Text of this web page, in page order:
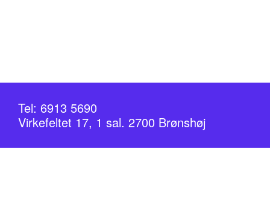
Tel: 6913 5690
Virkefeltet 17, 1 sal. 2700 Brønshøj